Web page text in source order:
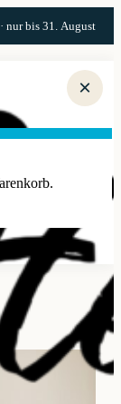
· nur bis 31. August
×